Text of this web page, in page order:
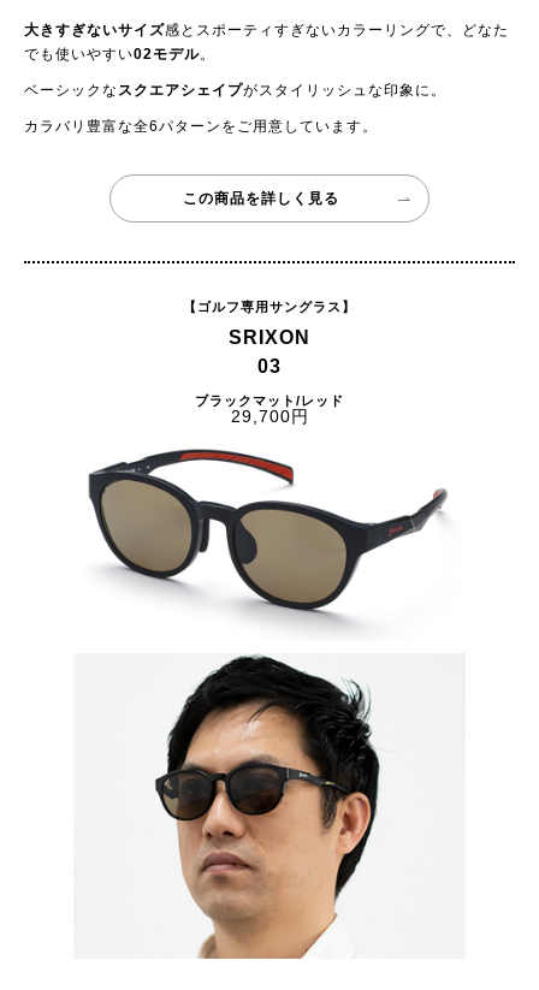
大きすぎないサイズ感とスポーティすぎないカラーリングで、どなた
でも使いやすい02モデル。
ベーシックな スクエアシェイプがスタイリッシュな印象に。
カラバリ豊富な全6パターンをご用意しています。
この商品を詳しく見る
【ゴルフ専用サングラス】
SRIXON
03
ブラックマット/レッド
29,700円